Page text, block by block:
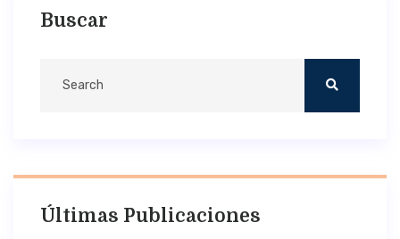
Buscar
Últimas Publicaciones